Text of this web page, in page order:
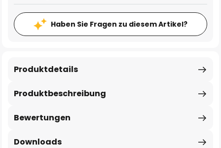
Haben Sie Fragen zu diesem Artikel?
Produktbeschreibung
Produktdetails
Bewertungen
Downloads